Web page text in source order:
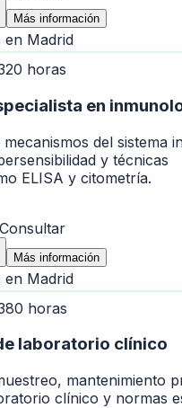
Más información
en Madrid
horas
en
del sistema
y técnicas
ELISA y citometría.
Consultar
Más información
en Madrid
horas
laboratorio clínico
mantenimiento
clínico y normas